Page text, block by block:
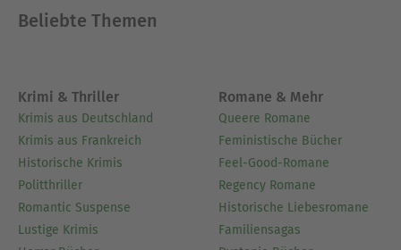
Beliebte Themen
Krimi & Thriller
Krimis aus Deutschland
Krimis aus Frankreich
Historische Krimis
Politthriller
Romantic Suspense
Lustige Krimis
Romane & Mehr
Queere Romane
Feministische Bücher
Feel-Good-Romane
Regency Romane
Historische Liebesromane
Familiensagas